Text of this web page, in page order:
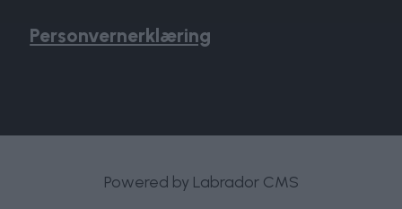
Personvernerklæring
Powered by Labrador CMS